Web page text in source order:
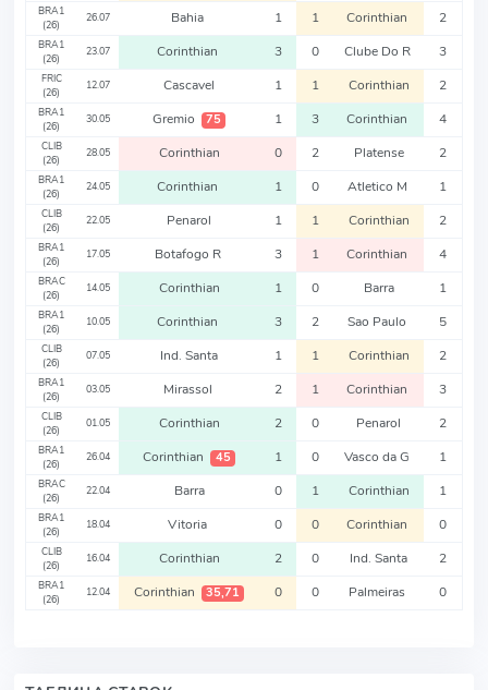
BRA1
(26)
26.07 Bahia 1 1 Corinthian 2
BRA1
(26)
23.07 Corinthian 3 0 Clube Do R 3
FRIC
(26)
12.07 Cascavel 1 1 Corinthian 2
BRA1
(26)
30.05 Gremio 75 1 3 Corinthian 4
CLIB
(26)
28.05 Corinthian 0 2 Platense 2
BRA1
(26)
24.05 Corinthian 1 0 Atletico M 1
CLIB
(26)
22.05 Penarol 1 1 Corinthian 2
BRA1
(26)
17.05 Botafogo R 3 1 Corinthian 4
BRAC
(26)
14.05 Corinthian 1 0 Barra 1
BRA1
(26)
10.05 Corinthian 3 2 Sao Paulo 5
CLIB
(26)
07.05 Ind. Santa 1 1 Corinthian 2
BRA1
(26)
03.05 Mirassol 2 1 Corinthian 3
CLIB
(26)
01.05 Corinthian 2 0 Penarol 2
BRA1
(26)
26.04 Corinthian 45 1 0 Vasco da G 1
BRAC
(26)
22.04 Barra 0 1 Corinthian 1
BRA1
(26)
18.04 Vitoria 0 0 Corinthian 0
CLIB
(26)
16.04 Corinthian 2 0 Ind. Santa 2
BRA1
(26)
12.04 Corinthian 35,71 0 0 Palmeiras 0